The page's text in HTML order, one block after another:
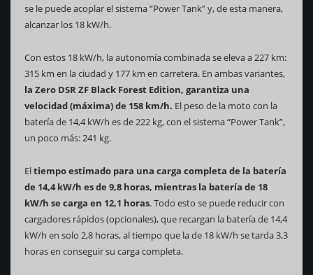
se le puede acoplar el sistema “Power Tank” y, de esta manera,
alcanzar los 18 kW/h.
Con estos 18 kW/h, la autonomía combinada se eleva a 227 km:
315 km en la ciudad y 177 km en carretera. En ambas variantes,
la Zero DSR ZF Black Forest Edition, garantiza una
velocidad (máxima) de 158 km/h. El peso de la moto con la
batería de 14,4 kW/h es de 222 kg, con el sistema “Power Tank”,
un poco más: 241 kg.
Eltiempo estimado para una carga completa de la batería
de 14,4 kW/h es de 9,8 horas, mientras la batería de 18
kW/h se carga en 12,1 horas. Todo esto se puede reducir con
cargadores rápidos (opcionales), que recargan la batería de 14,4
kW/h en solo 2,8 horas, al tiempo que la de 18 kW/h se tarda 3,3
horas en conseguir su carga completa.